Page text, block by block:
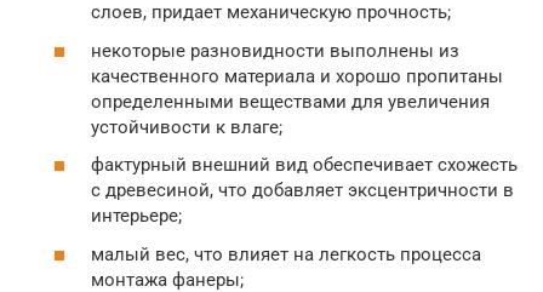
слоев, придает механическую прочность;
некоторые разновидности выполнены из
качественного материала и хорошо пропитаны
определенными веществами для увеличения
устойчивости к влаге;
фактурный внешний вид обеспечивает схожесть
с древесиной, что добавляет эксцентричности в
интерьере;
малый вес, что влияет на легкость процесса
монтажа фанеры;